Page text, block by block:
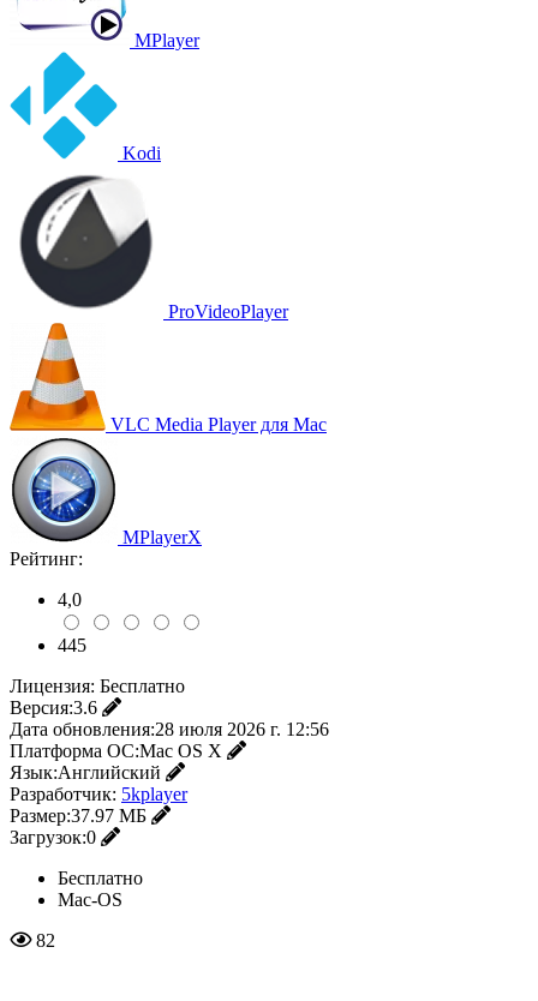
MPlayer
Kodi
ProVideoPlayer
VLC Media Player для Mac
MPlayerX
Рейтинг:
4,0
445
Лицензия: Бесплатно
Версия:3.6
Дата обновления:28 июля 2026 г. 12:56
Платформа ОС:Mac OS X
Язык:Английский
Разработчик: 5kplayer
Размер:37.97 МБ
Загрузок:0
Бесплатно
Mac-OS
82